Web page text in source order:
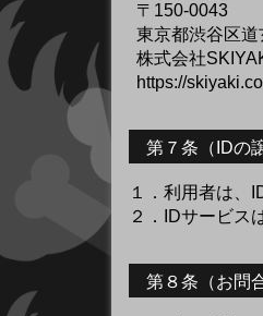
〒150-0043
東京都渋谷区
株式会社
https://
第７条（IDの
１． 利用者は、
２．
IDサービス
第８条（お問